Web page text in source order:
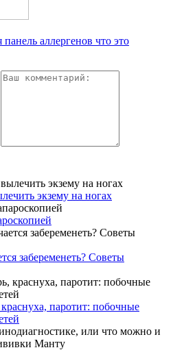
аллергенов что это
экзему на ногах
забеременеть? Советы
паротит: побочные